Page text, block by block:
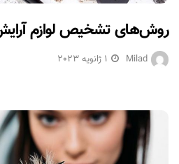
روش‌های تشخیص لوازم
Milad 1 ژانویه 2023